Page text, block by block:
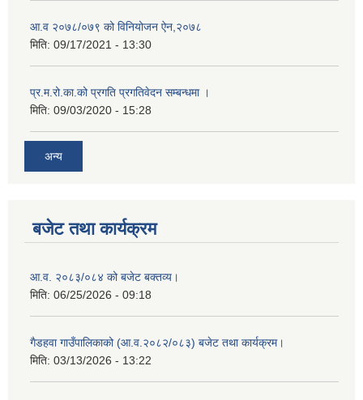
आ.व २०७८/०७९ को विनियोजन ऐन,२०७८
मिति: 09/17/2021 - 13:30
प्र.म.रो.का.को प्रगति प्रगतिवेदन सम्बन्धमा ।
मिति: 09/03/2020 - 15:28
अन्य
बजेट तथा कार्यक्रम
आ.व. २०८३/०८४ को बजेट बक्तव्य।
मिति: 06/25/2026 - 09:18
गैडहवा गाउँपालिकाको (आ.व.२०८२/०८३) बजेट तथा कार्यक्रम।
मिति: 03/13/2026 - 13:22